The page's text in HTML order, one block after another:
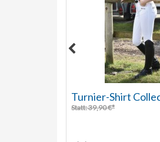
Turnier-Shirt
Statt: 39,90 €*